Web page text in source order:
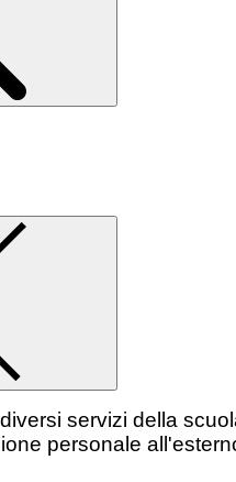
servizi della
personale